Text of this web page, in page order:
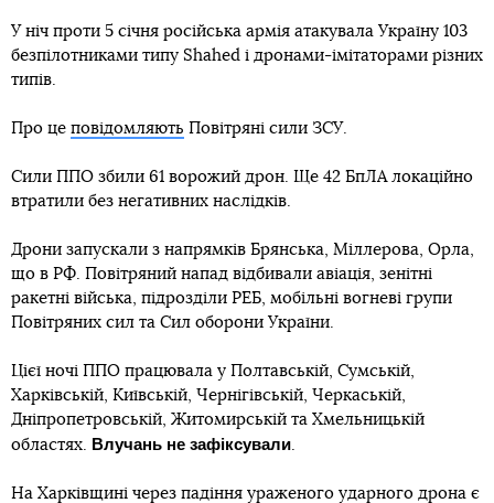
У ніч проти 5 січня російська армія атакувала Україну 103
безпілотниками типу Shahed і дронами-імітаторами різних
типів.
Про це повідомляють Повітряні сили ЗСУ.
Сили ППО збили 61 ворожий дрон. Ще 42 БпЛА локаційно
втратили без негативних наслідків.
Дрони запускали з напрямків Брянська, Міллерова, Орла,
що в РФ. Повітряний напад відбивали авіація, зенітні
ракетні війська, підрозділи РЕБ, мобільні вогневі групи
Повітряних сил та Сил оборони України.
Цієї ночі ППО працювала у Полтавській, Сумській,
Харківській, Київській, Чернігівській, Черкаській,
Дніпропетровській, Житомирській та Хмельницькій
областях. Влучань не зафіксували.
На Харківщині через падіння ураженого ударного дрона є